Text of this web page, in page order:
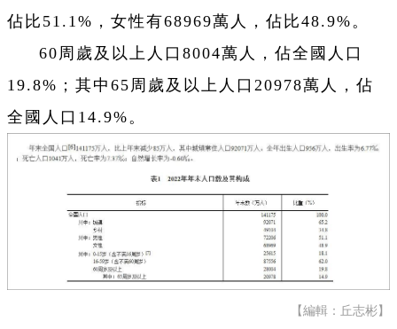
佔比51.1%，女性有68969萬人，佔比48.9%。
60周歲及以上人口8004萬人，佔全國人口
19.8%；其中65周歲及以上人口20978萬人，佔
全國人口14.9%。
【編輯：丘志彬】